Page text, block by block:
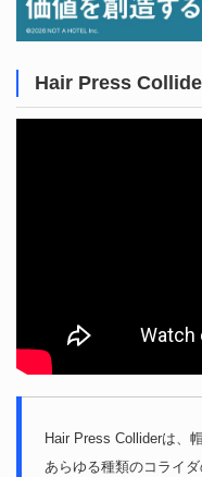
Hair Press
Hair Press Colliderは、
あらゆる種類のコライ